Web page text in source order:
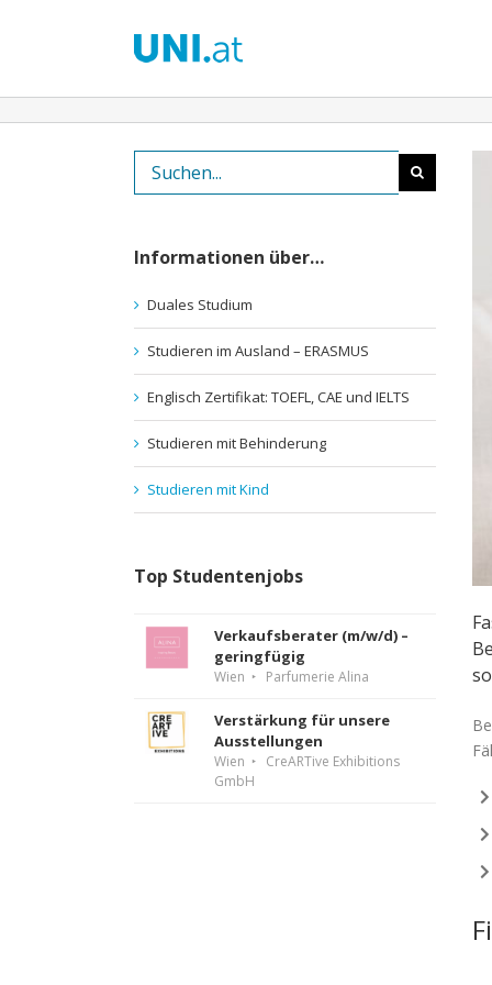
nach:
Informationen über…
Duales Studium
Studieren im Ausland – ERASMUS
Englisch Zertifikat: TOEFL, CAE und IELTS
Studieren mit Behinderung
Studieren mit Kind
Top Studentenjobs
Verkaufsberater (m/w/d) –
geringfügig
Wien Parfumerie Alina
Verstärkung für unsere
Ausstellungen
Wien
CreARTive Exhibitions
GmbH